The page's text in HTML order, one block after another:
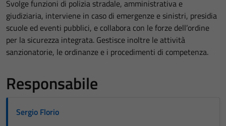
Svolge funzioni di polizia stradale, amministrativa e
giudiziaria, interviene in caso di emergenze e sinistri, presidia
scuole ed eventi pubblici, e collabora con le forze dell’ordine
per la sicurezza integrata. Gestisce inoltre le attività
sanzionatorie, le ordinanze e i procedimenti di competenza.
Responsabile
Sergio Florio